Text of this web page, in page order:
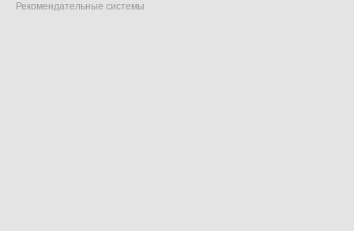
Рекомендательные системы